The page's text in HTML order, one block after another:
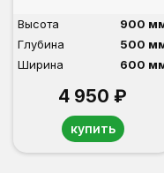
Высота
900
Глубина
500
Ширина
600
4 950 ₽
купить